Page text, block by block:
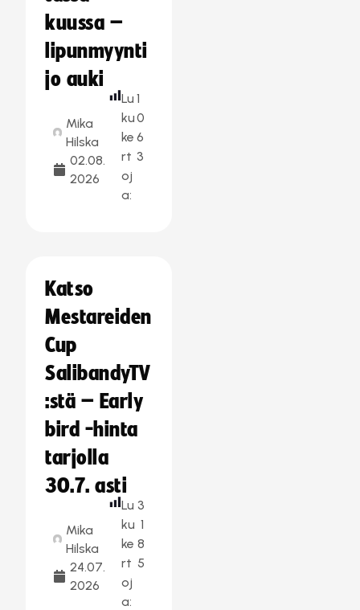
kuussa –
lipunmyynti
jo auki
Mika
Hilska
02.08.
2026
Lu
ku
ke
rt
oj
a:
1
0
6
3
Katso
Mestareiden
Cup
SalibandyTV
:stä – Early
bird -hinta
tarjolla
30.7. asti
Mika
Hilska
24.07.
2026
Lu
ku
ke
rt
oj
a:
3
1
8
5